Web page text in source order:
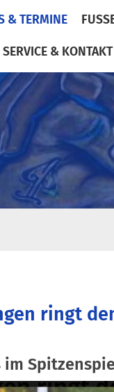
& TERMINE
SERVICE & KONTAKT
ringt
im